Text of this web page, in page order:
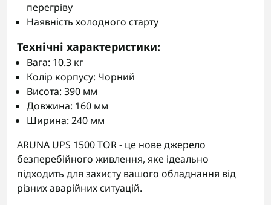
перегріву
Наявність холодного старту
Технічні характеристики:
Вага: 10.3 кг
Колір корпусу: Чорний
Висота: 390 мм
Довжина: 160 мм
Ширина: 240 мм
ARUNA UPS 1500 TOR - це нове джерело
безперебійного живлення, яке ідеально
підходить для захисту вашого обладнання від
різних аварійних ситуацій.